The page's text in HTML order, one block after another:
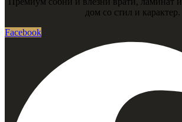
дом со стил и карактер.
Facebook